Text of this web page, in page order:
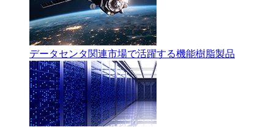
データセンタ関連市場で活躍する機能樹脂製品